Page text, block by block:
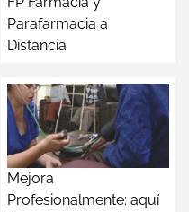
Parafarmacia a
Distancia
Mejora
Profesionalmente: aquí